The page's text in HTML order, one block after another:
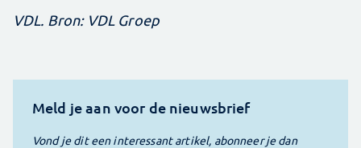
VDL. Bron: VDL Groep
Meld je aan voor de nieuwsbrief
Vond je dit een interessant artikel, abonneer je dan